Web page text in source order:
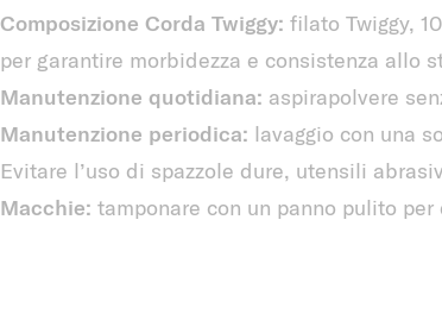
Composizione Corda Twiggy: filato Twiggy,
per garantire morbidezza e consistenza allo
Manutenzione quotidiana: aspirapolvere
Manutenzione periodica: lavaggio con una
Evitare l’uso di spazzole dure, utensili
Macchie: tamponare con un panno pulito